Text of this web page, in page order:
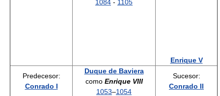
1084 - 1105
Enrique V
Predecesor:
Conrado I
Duque de Baviera
como Enrique VIII
1053–1054
Sucesor:
Conrado II